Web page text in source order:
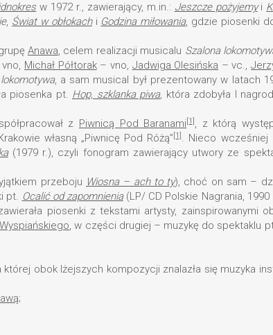
w 1972 r., zawierający, m.in.: Jeszcze pożyjemyi
, Świat w obłokachi Godzina miłowania, gdzie piosenki
Anawa, celem realizacji musicalu Szalona
Michał Półtorak– vno, Jadwiga Olesińska – vc.,
, a sam musical był prezentowany w latach
piosenka pt. Hop, szklanka piwa, która zdobyła I
z Piwnicą Pod Baranami [1] , z którą
własną „Piwnicę Pod Różą” [1]. Nieco wcześniej
(1979 r.), czyli fonogram zawierający utwory ze
przeboju Wiosna – ach to ty), choć on sam –
pt. Ocalić od zapomnienia(LP/ CD Polskie Nagrania, 1990
piosenki z tekstami artysty, zainspirowanymi
, w części drugiej – muzykę do spektaklu
której obok lżejszych kompozycji znalazła się muzyka
;